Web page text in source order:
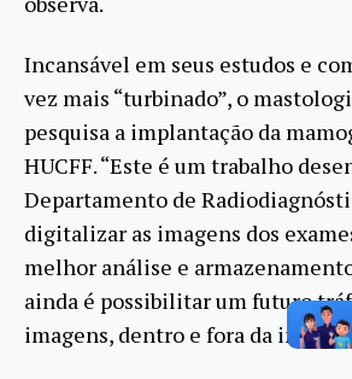
Incansável em seus estudos e
vez mais “turbinado”, o
pesquisa a implantação da
HUCFF. “Este é um trabalho
Departamento de
digitalizar as imagens dos
melhor análise e
ainda é possibilitar um futuro
imagens, dentro e fora da